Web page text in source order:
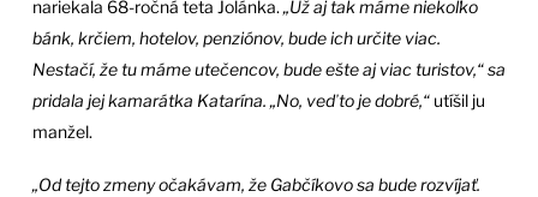
nariekala 68-ročná teta Jolánka. „Už aj tak máme niekoľko
bánk, krčiem, hotelov, penziónov, bude ich určite viac.
Nestačí, že tu máme utečencov, bude ešte aj viac turistov,“ sa
pridala jej kamarátka Katarína. „No, veď to je dobré,“utíšil ju
manžel.
„Od tejto zmeny očakávam, že Gabčíkovo sa bude rozvíjať.